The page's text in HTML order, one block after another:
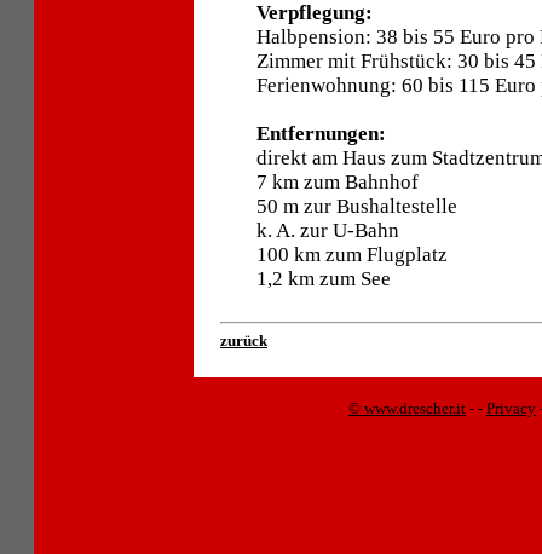
Verpflegung:
Halbpension: 38 bis 55 Euro pro
Zimmer mit Frühstück: 30 bis 45
Ferienwohnung: 60 bis 115
Entfernungen:
direkt am Haus zum
7 km zum Bahnhof
50 m zur Bushaltestelle
k. A. zur U-Bahn
100 km zum Flugplatz
1,2 km zum See
zurück
© www.drescher.it - - Privacy